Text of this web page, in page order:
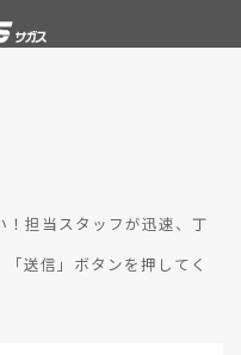
担当スタッフが迅速、丁
送信」ボタンを押してく